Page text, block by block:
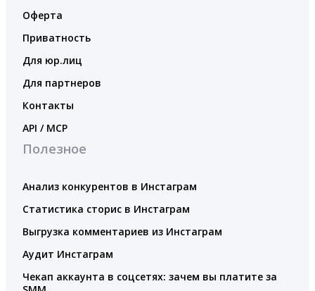
Оферта
Приватность
Для юр.лиц
Для партнеров
Контакты
API / MCP
Полезное
Анализ конкурентов в Инстаграм
Статистика сторис в Инстаграм
Выгрузка комментариев из Инстаграм
Аудит Инстаграм
Чекап аккаунта в соцсетях: зачем вы платите за